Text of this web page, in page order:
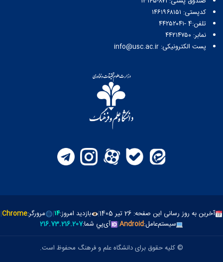
کدپستی: ۱۴۶۱۹۶۸۱۵۱
تلفن:4 -۴۴۲۵۲۰۴۱
نمابر: ۴۴۲۱۴۷۵۰
پست الکترونیکی: info@usc.ac.ir
آخرین به روز رسانی این صفحه: 26 تیر 1405 | بازدید امروز:۱۴| مرورگر:Chrome
|
سیستم‌عامل:Android
| آی‌پي شما:216.73.216.207
© کلیه حقوق برای دانشگاه علم و فرهنگ محفوظ است.